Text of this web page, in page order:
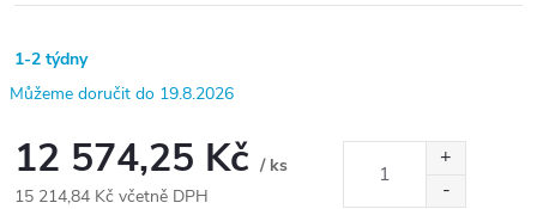
1-2 týdny
19.8.2026
12 574,25 Kč / ks
15 214,84 Kč včetně DPH